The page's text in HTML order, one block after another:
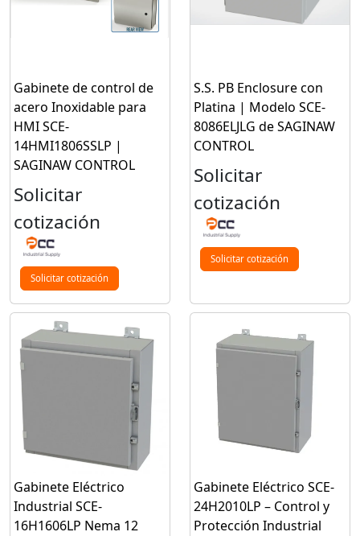
Gabinete de control de
acero Inoxidable para
HMI SCE-
14HMI1806SSLP |
SAGINAW CONTROL
Solicitar
cotización
Solicitar cotización
S.S. PB Enclosure con
Platina | Modelo SCE-
8086ELJLG de SAGINAW
CONTROL
Solicitar
cotización
Solicitar cotización
Gabinete Eléctrico
Industrial SCE-
16H1606LP Nema 12
Gabinete Eléctrico SCE-
24H2010LP – Control y
Protección Industrial